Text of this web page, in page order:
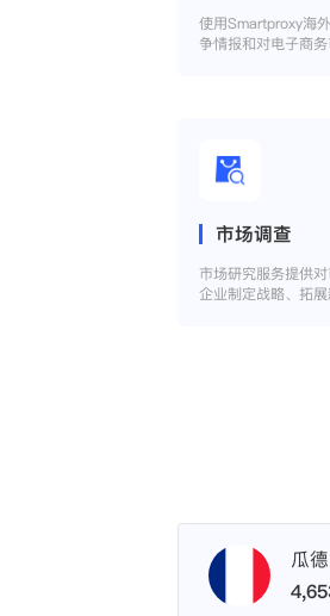
使用Smartproxy海
争情报和对电子商务
市场调查
市场研究服务提供
企业制定战略、拓展
瓜